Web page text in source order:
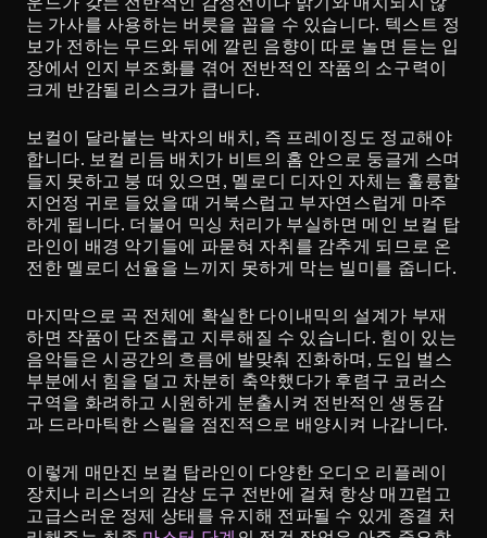
는 가사를 사용하는 버릇을 꼽을 수 있습니다. 텍스트 정
보가 전하는 무드와 뒤에 깔린 음향이 따로 놀면 듣는 입
장에서 인지 부조화를 겪어 전반적인 작품의 소구력이
크게 반감될 리스크가 큽니다.
보컬이 달라붙는 박자의 배치, 즉 프레이징도 정교해야
합니다. 보컬 리듬 배치가 비트의 홈 안으로 둥글게 스며
들지 못하고 붕 떠 있으면, 멜로디 디자인 자체는 훌륭할
지언정 귀로 들었을 때 거북스럽고 부자연스럽게 마주
하게 됩니다. 더불어 믹싱 처리가 부실하면 메인 보컬 탑
라인이 배경 악기들에 파묻혀 자취를 감추게 되므로 온
전한 멜로디 선율을 느끼지 못하게 막는 빌미를 줍니다.
마지막으로 곡 전체에 확실한 다이내믹의 설계가 부재
하면 작품이 단조롭고 지루해질 수 있습니다. 힘이 있는
음악들은 시공간의 흐름에 발맞춰 진화하며, 도입 벌스
부분에서 힘을 덜고 차분히 축약했다가 후렴구 코러스
구역을 화려하고 시원하게 분출시켜 전반적인 생동감
과 드라마틱한 스릴을 점진적으로 배양시켜 나갑니다.
이렇게 매만진 보컬 탑라인이 다양한 오디오 리플레이
장치나 리스너의 감상 도구 전반에 걸쳐 항상 매끄럽고
고급스러운 정제 상태를 유지해 전파될 수 있게 종결 처